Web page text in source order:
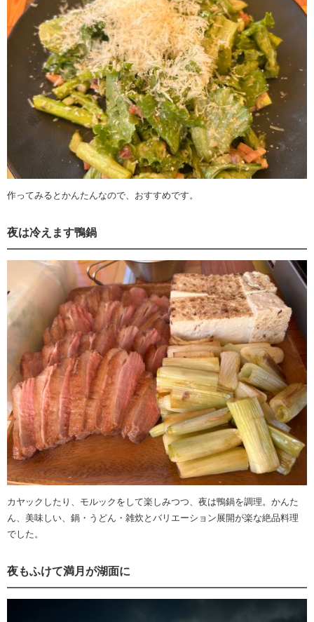
作ってみるとかんたんなので、おすすめです。
夜は冷えます鴨鍋
カヤックしたり、モルックをして楽しみつつ、夜は鴨鍋を調理。かんた
ん、美味しい、鍋・うどん・雑炊とバリエーション展開が楽な絶品料理
でした。
夜もふけて満月が湖面に